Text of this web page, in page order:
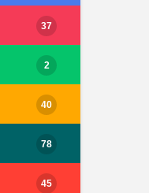
37
2
40
78
45